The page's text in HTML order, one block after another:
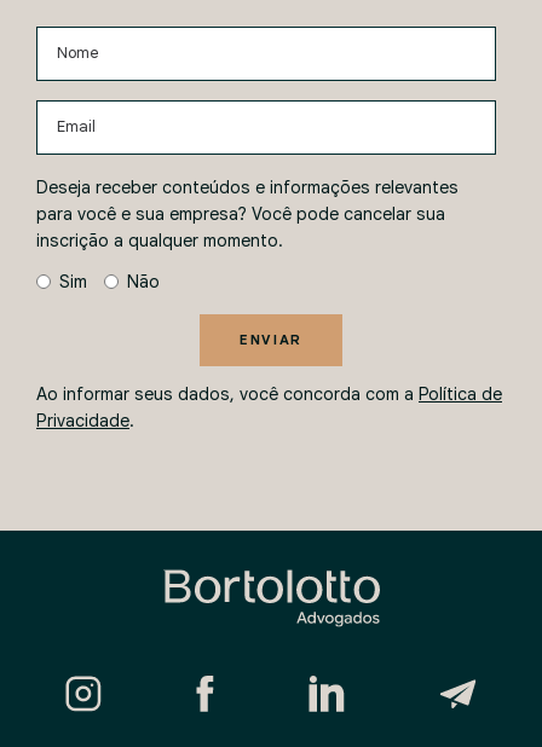
Deseja receber conteúdos e informações relevantes
para você e sua empresa? Você pode cancelar sua
inscrição a qualquer momento.
Sim
Não
ENVIAR
Ao informar seus dados, você concorda com a Política de
Privacidade.